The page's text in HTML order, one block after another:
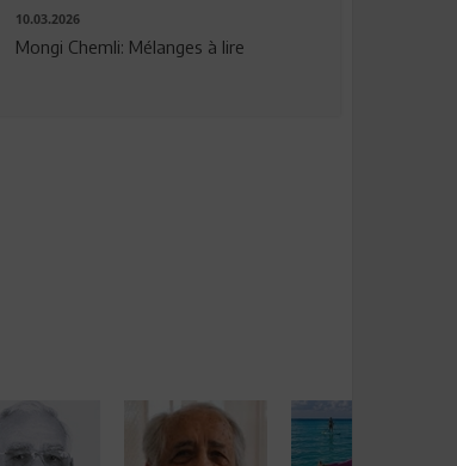
10.03.2026
Mongi Chemli: Mélanges à lire